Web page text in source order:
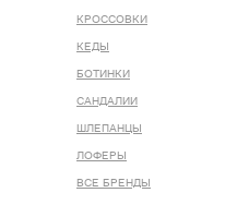
КРОССОВКИ
КЕДЫ
БОТИНКИ
САНДАЛИИ
ШЛЕПАНЦЫ
ЛОФЕРЫ
ВСЕ БРЕНДЫ